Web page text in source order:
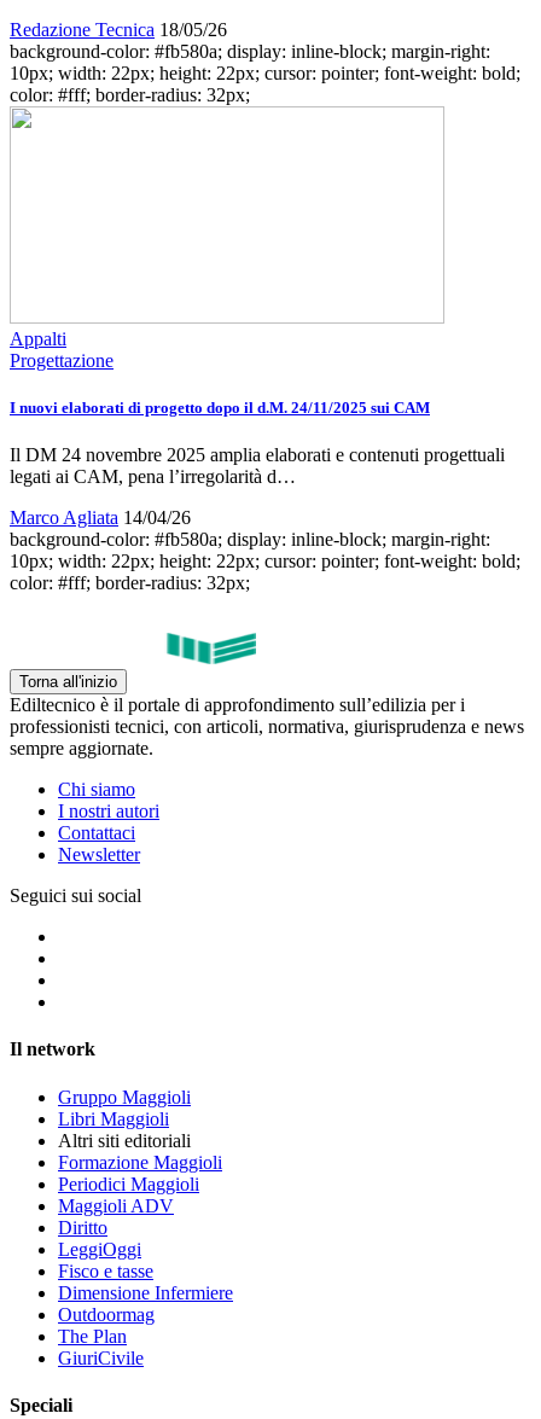
Redazione Tecnica 18/05/26
background-color: #fb580a; display: inline-block; margin-right:
10px; width: 22px; height: 22px; cursor: pointer; font-weight: bold;
color: #fff; border-radius: 32px;
Appalti
Progettazione
I nuovi elaborati di progetto dopo il d.M. 24/11/2025 sui CAM
Il DM 24 novembre 2025 amplia elaborati e contenuti progettuali
legati ai CAM, pena l’irregolarità d…
Marco Agliata 14/04/26
background-color: #fb580a; display: inline-block; margin-right:
10px; width: 22px; height: 22px; cursor: pointer; font-weight: bold;
color: #fff; border-radius: 32px;
Torna all'inizio
Ediltecnico è il portale di approfondimento sull’edilizia per i
professionisti tecnici, con articoli, normativa, giurisprudenza e news
sempre aggiornate.
Chi siamo
I nostri autori
Contattaci
Newsletter
Seguici sui social
Il network
Gruppo Maggioli
Libri Maggioli
Altri siti editoriali
Formazione Maggioli
Periodici Maggioli
Maggioli ADV
Diritto
LeggiOggi
Fisco e tasse
Dimensione Infermiere
Outdoormag
The Plan
GiuriCivile
Speciali